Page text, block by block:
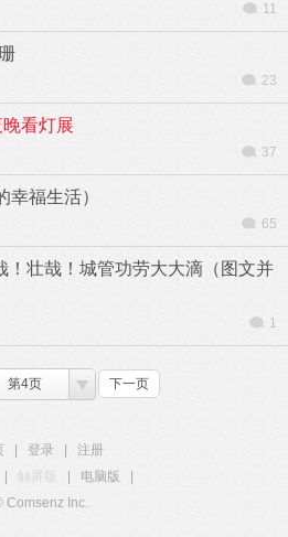
11
23
看灯展
37
福生活）
65
壮哉！城管功劳大大滴（图文并
1
第4页 下一页
登录
注册
触屏版 电脑版
Comsenz Inc.